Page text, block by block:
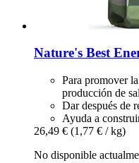
Nature's Best
Para promover
producción de
Dar después de
Ayuda a
26,49 € (1,77 € / kg)
No disponible